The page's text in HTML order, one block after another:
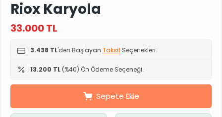
Riox Karyola
33.000TL
3.438 TL'den Başlayan Taksit Seçenekleri.
13.200 TL (%40) Ön Ödeme Seçeneği.
Sepete Ekle